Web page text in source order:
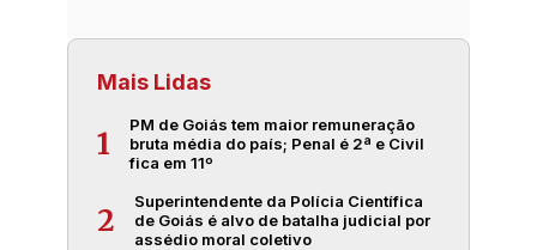
Mais Lidas
1
PM de Goiás tem maior remuneração
bruta média do país; Penal é 2ª e Civil
fica em 11º
2
Superintendente da Polícia Científica
de Goiás é alvo de batalha judicial por
assédio moral coletivo